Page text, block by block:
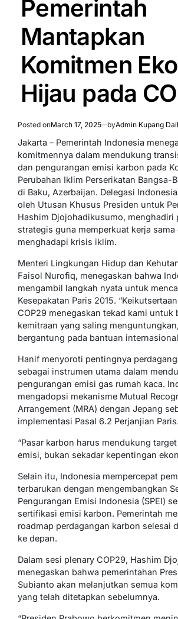
Pemerintah
Mantapkan
Komitmen
Hijau pada
Posted onMarch 17, 2025 byAdmin Kupang
Jakarta – Pemerintah Indonesia
komitmennya dalam mendukung
dan pengurangan emisi karbon pada
Perubahan Iklim Perserikatan Bangsa-
di Baku, Azerbaijan. Delegasi
oleh Utusan Khusus Presiden untuk
Hashim Djojohadikusumo, menghadiri
strategis guna memperkuat kerja
menghadapi krisis iklim.
Menteri Lingkungan Hidup dan
Faisol Nurofiq, menegaskan bahwa
mengambil langkah nyata untuk
Kesepakatan Paris 2015.
COP29 menegaskan tekad kami untuk
kemitraan yang saling
bergantung pada bantuan
Hanif menyoroti pentingnya
sebagai instrumen utama dalam
pengurangan emisi gas rumah kaca.
mengadopsi mekanisme Mutual
Arrangement (MRA) dengan Jepang
implementasi Pasal 6.2 Perjanjian Paris.
“Pasar karbon harus mendukung
emisi, bukan sekadar kepentingan
Selain itu, Indonesia mempercepat
terbarukan dengan mengembangkan
Pengurangan Emisi Indonesia (SPEI)
sertifikasi emisi karbon. Pemerintah
roadmap perdagangan karbon selesai
ke depan.
Dalam sesi plenary COP29, Hashim
menegaskan bahwa pemerintahan
Subianto akan melanjutkan semua
yang telah ditetapkan sebelumnya.